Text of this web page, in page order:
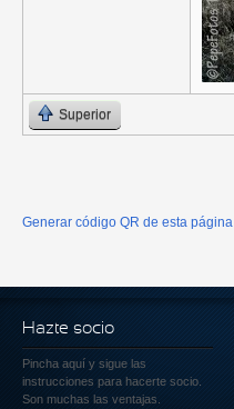
Superior
Generar código QR de esta página
Hazte socio
Pincha aquí y sigue las
instrucciones para hacerte socio.
Son muchas las ventajas.